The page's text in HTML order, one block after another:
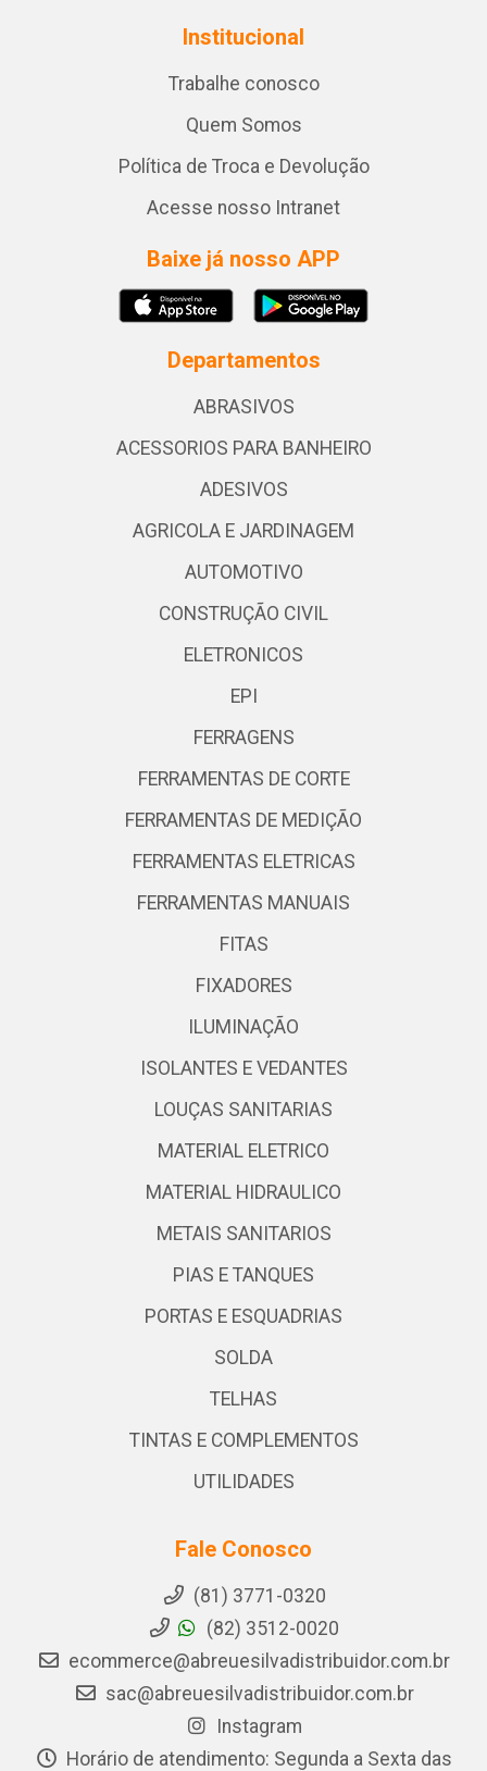
Institucional
Trabalhe conosco
Quem Somos
Política de Troca e Devolução
Acesse nosso Intranet
Baixe já nosso APP
Departamentos
ABRASIVOS
ACESSORIOS PARA BANHEIRO
ADESIVOS
AGRICOLA E JARDINAGEM
AUTOMOTIVO
CONSTRUÇÃO CIVIL
ELETRONICOS
EPI
FERRAGENS
FERRAMENTAS DE CORTE
FERRAMENTAS DE MEDIÇÃO
FERRAMENTAS ELETRICAS
FERRAMENTAS MANUAIS
FITAS
FIXADORES
ILUMINAÇÃO
ISOLANTES E VEDANTES
LOUÇAS SANITARIAS
MATERIAL ELETRICO
MATERIAL HIDRAULICO
METAIS SANITARIOS
PIAS E TANQUES
PORTAS E ESQUADRIAS
SOLDA
TELHAS
TINTAS E COMPLEMENTOS
UTILIDADES
Fale Conosco
(81) 3771-0320
(82) 3512-0020
ecommerce@abreuesilvadistribuidor.com.br
sac@abreuesilvadistribuidor.com.br
Instagram
Horário de atendimento: Segunda a Sexta das